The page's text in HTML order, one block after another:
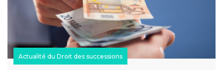
Actualité du Droit des successions